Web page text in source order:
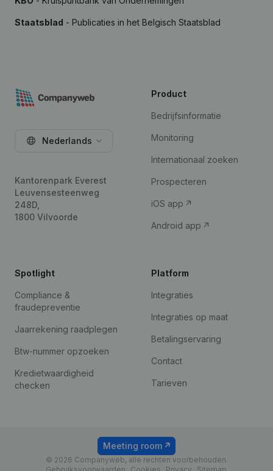
Staatsblad - Publicaties in het Belgisch Staatsblad
Nederlands
Kantorenpark Everest
Leuvensesteenweg
248D,
1800 Vilvoorde
Product
Bedrijfsinformatie
Monitoring
Internationaal zoeken
Prospecteren
iOS app
Android app
Spotlight
Compliance &
fraudepreventie
Jaarrekening raadplegen
Btw-nummer opzoeken
Kredietwaardigheid
checken
Platform
Integraties
Integraties op maat
Betalingservaring
Contact
Tarieven
© 2026 Companyweb, alle rechten voorbehouden.
Meeting room